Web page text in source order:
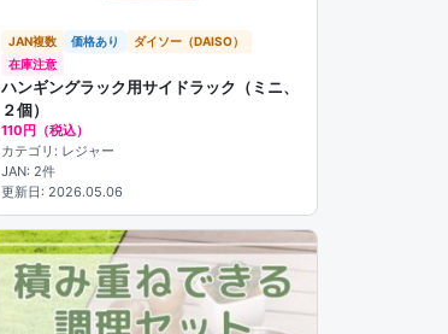
JAN複数 価格あり
ダイソー（DAISO）
在庫注意
ハンギングラック用サイドラック（ミニ、
２個）
110円（税込）
カテゴリ: レジャー
JAN: 2件
更新日: 2026.05.06